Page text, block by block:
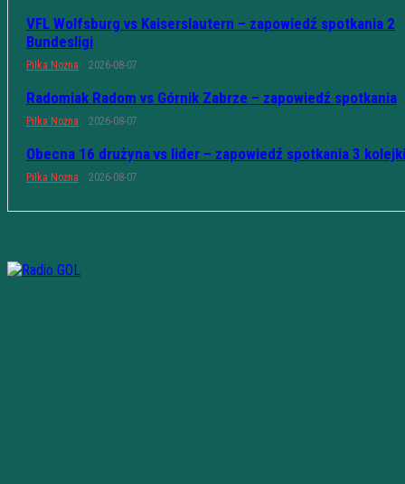
VFL Wolfsburg vs Kaiserslautern – zapowiedź spotkania 2
Bundesligi
Piłka Nożna 2026-08-07
Radomiak Radom vs Górnik Zabrze – zapowiedź spotkania
Piłka Nożna 2026-08-07
Obecna 16 drużyna vs lider – zapowiedź spotkania 3 kolejki
Piłka Nożna 2026-08-07